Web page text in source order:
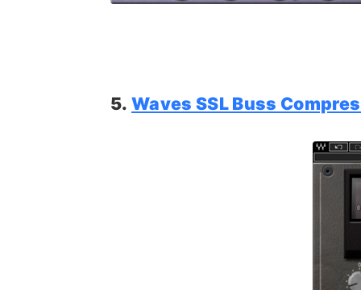
5.Waves SSL Buss